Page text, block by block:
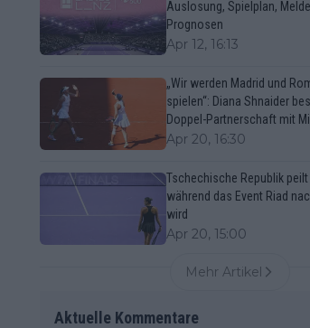
Auslosung, Spielplan,
Prognosen
Apr 12, 16:13
„Wir werden Madrid und
spielen“: Diana Shnaider
Doppel-Partnerschaft mit
Apr 20, 16:30
Tschechische Republik peilt
während das Event Riad
wird
Apr 20, 15:00
Mehr Artikel
Aktuelle Kommentare